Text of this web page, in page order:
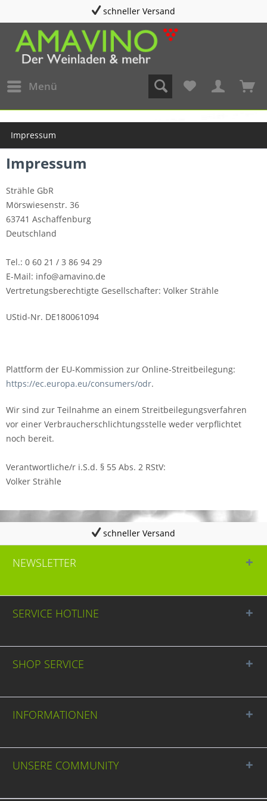
schneller Versand
Menü
Impressum
Impressum
Strähle GbR
Mörswiesenstr. 36
63741 Aschaffenburg
Deutschland
Tel.: 0 60 21 / 3 86 94 29
E-Mail: info@amavino.de
Vertretungsberechtigte Gesellschafter: Volker Strähle
UStid-Nr. DE180061094
Plattform der EU-Kommission zur Online-Streitbeilegung:
https://ec.europa.eu/consumers/odr.
Wir sind zur Teilnahme an einem Streitbeilegungsverfahren
vor einer Verbraucherschlichtungsstelle weder verpflichtet
noch bereit.
Verantwortliche/r i.S.d. § 55 Abs. 2 RStV:
Volker Strähle
schneller Versand
NEWSLETTER
SERVICE HOTLINE
SHOP SERVICE
INFORMATIONEN
UNSERE COMMUNITY